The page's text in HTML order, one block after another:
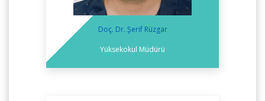
Doç. Dr. Şerif Rüzgar
Yüksekokul Müdürü